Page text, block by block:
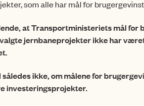
som alle har mål for
at Transportministe­ri­ets mål for
jernbaneprojekter ikke har
ikke, om målene for
investeringsprojekter.